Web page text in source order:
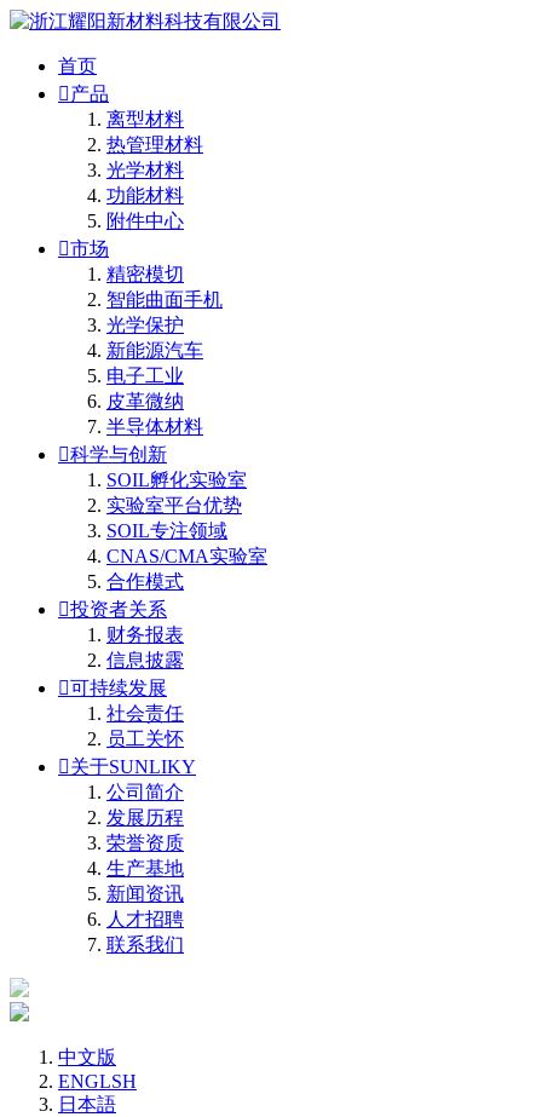
首页
产品
离型材料
热管理材料
光学材料
功能材料
附件中心
市场
精密模切
智能曲面手机
光学保护
新能源汽车
电子工业
皮革微纳
半导体材料
科学与创新
SOIL孵化实验室
实验室平台优势
SOIL专注领域
CNAS/CMA实验室
合作模式
投资者关系
财务报表
信息披露
可持续发展
社会责任
员工关怀
关于SUNLIKY
公司简介
发展历程
荣誉资质
生产基地
新闻资讯
人才招聘
联系我们
中文版
ENGLSH
日本語